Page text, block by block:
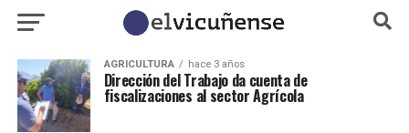
AGRICULTURA hace 3 años
Dirección del Trabajo da cuenta de
fiscalizaciones al sector Agrícola